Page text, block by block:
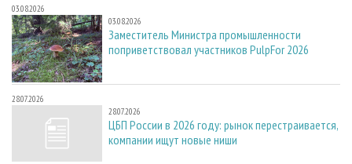
03.08.2026
03.08.2026
Заместитель Министра промышленности
поприветствовал участников PulpFor 2026
28.07.2026
28.07.2026
ЦБП России в 2026 году: рынок перестраивается,
компании ищут новые ниши